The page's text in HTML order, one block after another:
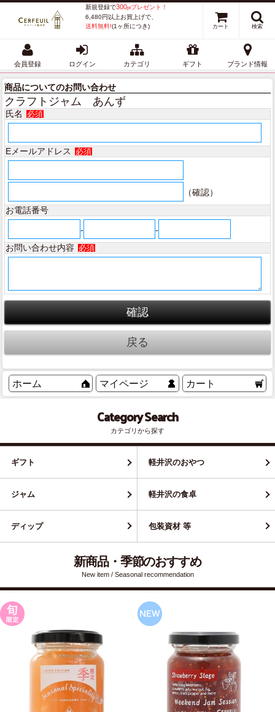
新規登録で300ptプレゼント！
6,480円以上お買上げで、
送料無料!(1ヶ所につき) 検索
カート
会員登録 ログイン カテゴリ ギフト ブランド情報
商品についてのお問い合わせ
クラフトジャム あんず
氏名 必須
Eメールアドレス 必須
（確認）
お電話番号
-
-
お問い合わせ内容 必須
ホーム マイページ カート
Category Search
カテゴリから探す
ギフト 軽井沢のおやつ
ジャム 軽井沢の食卓
ディップ 包装資材 等
新商品・季節のおすすめ
New item / Seasonal recommendation